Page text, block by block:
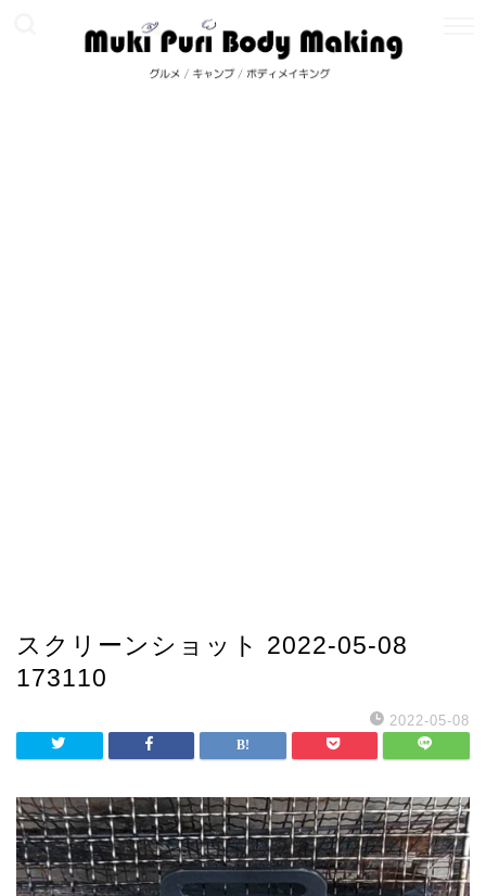
スクリーンショット 2022-05-08
173110
2022-05-08